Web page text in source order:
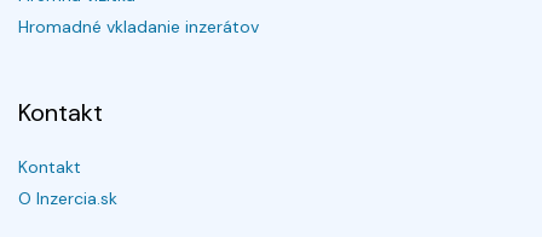
Hromadné vkladanie inzerátov
Kontakt
Kontakt
O Inzercia.sk